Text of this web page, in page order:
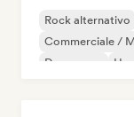
Rock alternativo
Commerciale /
Dream pop